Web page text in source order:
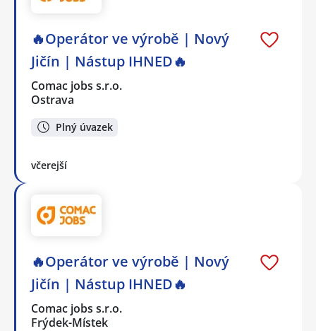
🔥Operátor ve výrobě | Nový
Jičín | Nástup IHNED🔥
Comac jobs s.r.o.
Ostrava
Plný úvazek
včerejší
🔥Operátor ve výrobě | Nový
Jičín | Nástup IHNED🔥
Comac jobs s.r.o.
Frýdek-Místek